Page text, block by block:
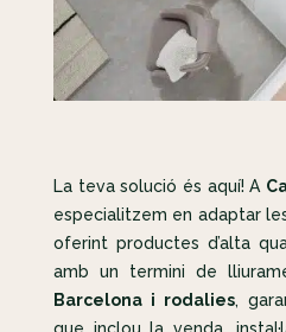
La teva solució és aquí! A
especialitzem en adaptar
oferint productes d’alta
amb un termini de
Barcelona i rodalies,